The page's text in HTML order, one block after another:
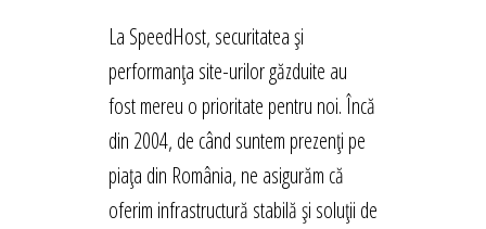
La SpeedHost, securitatea și
performanța site-urilor găzduite au
fost mereu o prioritate pentru noi. Încă
din 2004, de când suntem prezenți pe
piața din România, ne asigurăm că
oferim infrastructură stabilă și soluții de